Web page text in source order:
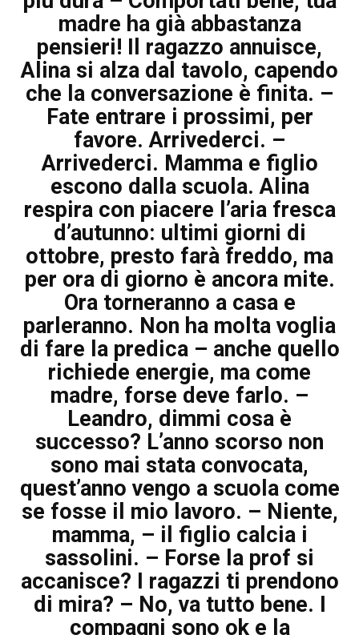
madre ha già abbastanza
pensieri! Il ragazzo annuisce,
Alina si alza dal tavolo, capendo
che la conversazione è finita. –
Fate entrare i prossimi, per
favore. Arrivederci. –
Arrivederci. Mamma e figlio
escono dalla scuola. Alina
respira con piacere l’aria fresca
d’autunno: ultimi giorni di
ottobre, presto farà freddo, ma
per ora di giorno è ancora mite.
Ora torneranno a casa e
parleranno. Non ha molta voglia
di fare la predica – anche quello
richiede energie, ma come
madre, forse deve farlo. –
Leandro, dimmi cosa è
successo? L’anno scorso non
sono mai stata convocata,
quest’anno vengo a scuola come
se fosse il mio lavoro. – Niente,
mamma, – il figlio calcia i
sassolini. – Forse la prof si
accanisce? I ragazzi ti prendono
di mira? – No, va tutto bene. I
compagni sono ok e la